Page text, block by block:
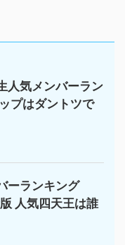
人気メンバーラン
プはダントツで
ーランキング
人気四天王は誰